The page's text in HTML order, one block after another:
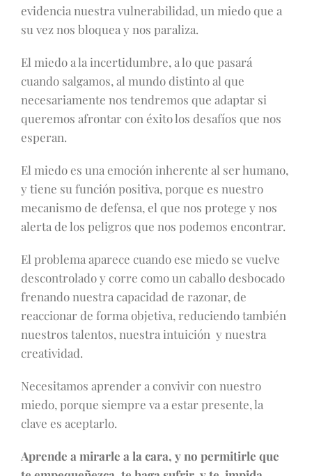
evidencia nuestra vulnerabilidad, un miedo que a
su vez nos bloquea y nos paraliza.
El miedo a la incertidumbre, a lo que pasará
cuando salgamos, al mundo distinto al que
necesariamente nos tendremos que adaptar si
queremos afrontar con éxito los desafíos que nos
esperan.
El miedo es una emoción inherente al ser humano,
y tiene su función positiva, porque es nuestro
mecanismo de defensa, el que nos protege y nos
alerta de los peligros que nos podemos encontrar.
El problema aparece cuando ese miedo se vuelve
descontrolado y corre como un caballo desbocado
frenando nuestra capacidad de razonar, de
reaccionar de forma objetiva, reduciendo también
nuestros talentos, nuestra intuición y nuestra
creatividad.
Necesitamos aprender a convivir con nuestro
miedo, porque siempre va a estar presente, la
clave es aceptarlo.
Aprende a mirarle a la cara, y no permitirle que